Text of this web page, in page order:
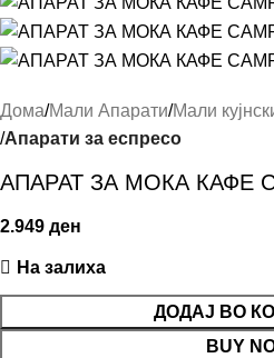
Дома Мали Апарати Мали
Апарати за еспресо
АПАРАТ ЗА МОКА КАФЕ
2.949 ден
На залиха
ДОДАЈ ВО
BUY